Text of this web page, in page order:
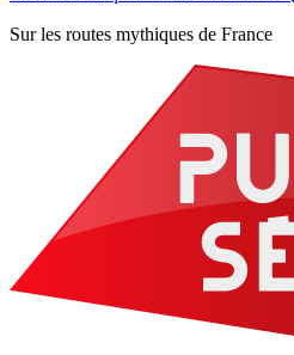
Sur les routes mythiques de France